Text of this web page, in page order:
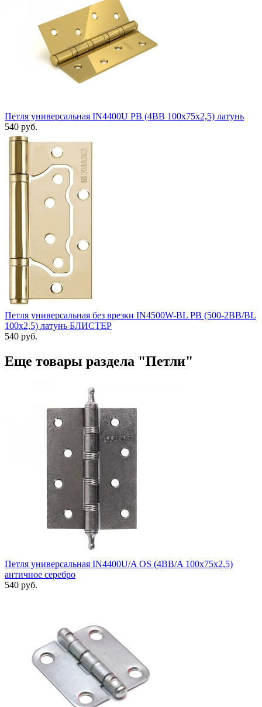
Петля универсальная IN4400U PB (4BB 100x75x2,5) латунь
540 руб.
Петля универсальная без врезки IN4500W-BL PB (500-2BB/BL
100x2,5) латунь БЛИСТЕР
540 руб.
Еще товары раздела "Петли"
Петля универсальная IN4400U/A OS (4BB/A 100x75x2,5)
античное серебро
540 руб.